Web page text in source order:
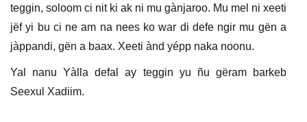
teggin, soloom ci nit ki ak ni mu gànjaroo. Mu mel ni xeeti
jëf yi bu ci ne am na nees ko war di defe ngir mu gën a
jàppandi, gën a baax. Xeeti ànd yépp naka noonu.
Yal nanu Yàlla defal ay teggin yu ñu gëram barkeb
Seexul Xadiim.